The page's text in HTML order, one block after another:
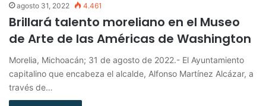
agosto 31, 2022 4.461
Brillará talento moreliano en el Museo
de Arte de las Américas de Washington
Morelia, Michoacán; 31 de agosto de 2022.- El Ayuntamiento
capitalino que encabeza el alcalde, Alfonso Martínez Alcázar, a
través de…